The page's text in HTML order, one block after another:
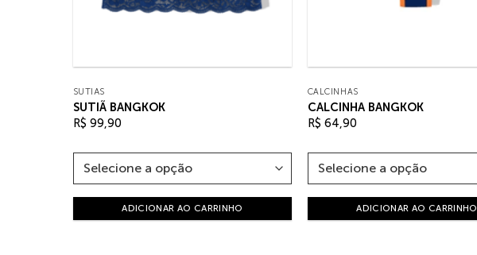
SUTIÃS
SUTIÃ BANGKOK
R$ 99,90
ADICIONAR AO CARRINHO
CALCINHAS
CALCINHA BANGKOK
R$ 64,90
ADICIONAR AO CARRINHO